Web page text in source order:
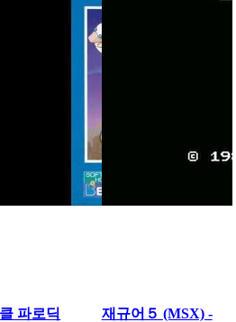
파로딕
재규어５ (MSX) -